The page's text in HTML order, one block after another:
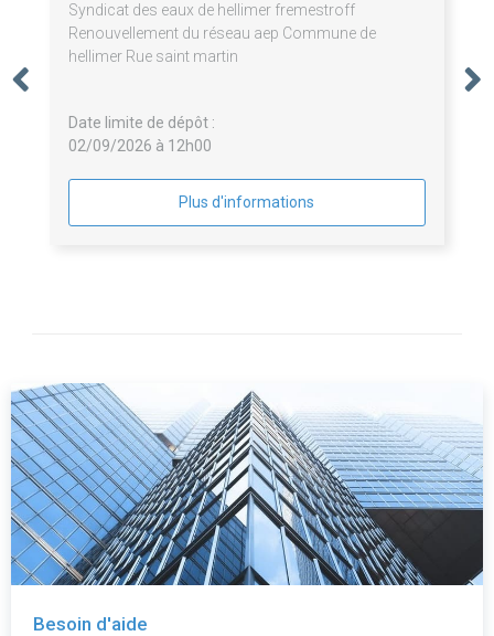
Syndicat des eaux de hellimer fremestroff
Renouvellement du réseau aep Commune de
hellimer Rue saint martin
Date limite de dépôt :
02/09/2026 à 12h00
Plus d'informations
Besoin d'aide